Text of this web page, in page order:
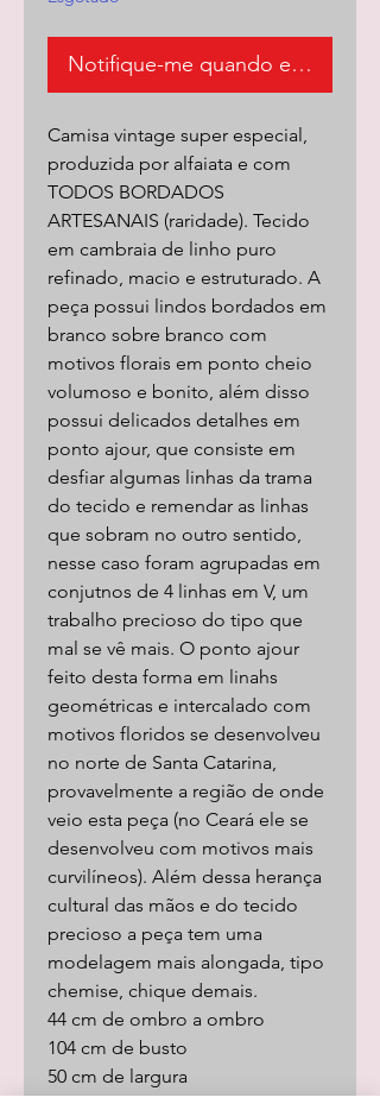
Notifique-me quando estiver
Camisa vintage super especial,
produzida por alfaiata e com
TODOS BORDADOS
ARTESANAIS (raridade). Tecido
em cambraia de linho puro
refinado, macio e estruturado. A
peça possui lindos bordados em
branco sobre branco com
motivos florais em ponto cheio
volumoso e bonito, além disso
possui delicados detalhes em
ponto ajour, que consiste em
desfiar algumas linhas da trama
do tecido e remendar as linhas
que sobram no outro sentido,
nesse caso foram agrupadas em
conjutnos de 4 linhas em V, um
trabalho precioso do tipo que
mal se vê mais. O ponto ajour
feito desta forma em linahs
geométricas e intercalado com
motivos floridos se desenvolveu
no norte de Santa Catarina,
provavelmente a região de onde
veio esta peça (no Ceará ele se
desenvolveu com motivos mais
curvilíneos). Além dessa herança
cultural das mãos e do tecido
precioso a peça tem uma
modelagem mais alongada, tipo
chemise, chique demais.
44 cm de ombro a ombro
104 cm de busto
50 cm de largura